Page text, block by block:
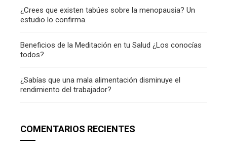
¿Crees que existen tabúes sobre la menopausia? Un
estudio lo confirma.
Beneficios de la Meditación en tu Salud ¿Los conocías
todos?
¿Sabías que una mala alimentación disminuye el
rendimiento del trabajador?
COMENTARIOS RECIENTES